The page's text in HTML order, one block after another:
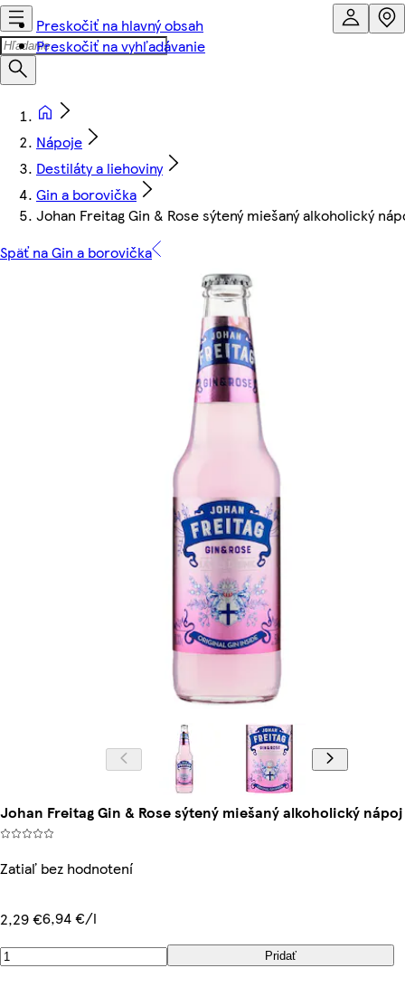
Preskočiť na hlavný obsah
Preskočiť na vyhľadávanie
Nápoje
Destiláty a liehoviny
Gin a borovička
Johan Freitag Gin & Rose sýtený miešaný alkoholický
Späť na Gin a borovička
Johan Freitag Gin & Rose sýtený miešaný alkoholický
Zatiaľ bez hodnotení
2,29 €6,94 €/l
Pridať